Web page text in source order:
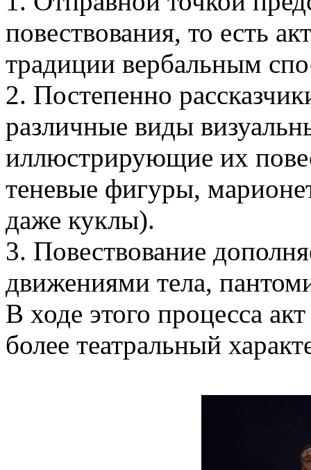
повествования, то есть
традиции вербальным
2. Постепенно
различные виды
иллюстрирующие их
теневые фигуры,
даже куклы).
3. Повествование
движениями тела,
В ходе этого процесса
более театральный